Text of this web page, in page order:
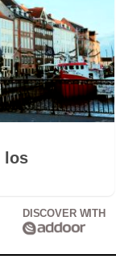
los
DISCOVER WITH